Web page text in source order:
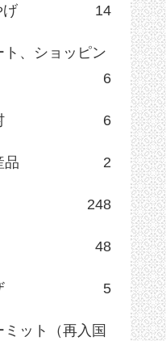
げ 14
、ショッピン
6
6
品 2
248
48
5
ミット（再入国